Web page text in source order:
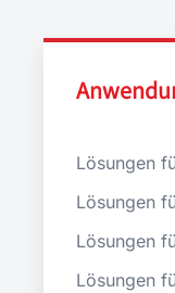
Lösungen
Lösungen
Lösungen
Lösungen